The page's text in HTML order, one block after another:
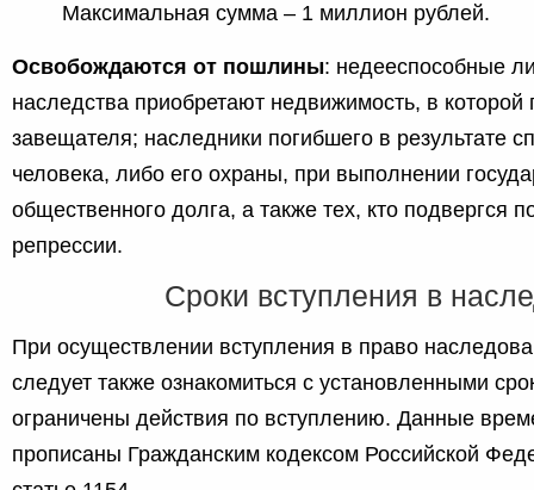
Максимальная сумма – 1 миллион рублей.
Освобождаются от пошлины: недееспособные
наследства приобретают недвижимость, в
завещателя; наследники погибшего в результате
человека, либо его охраны, при выполнении
общественного долга, а также тех, кто подвергся
репрессии.
Сроки вступления в
При осуществлении вступления в право
следует также ознакомиться с установленными
ограничены действия по вступлению. Данные
прописаны Гражданским кодексом Российской